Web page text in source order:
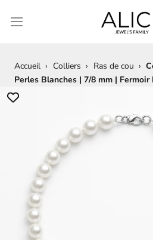
Accueil › Colliers › Ras de cou ›
Perles Blanches | 7/8 mm | Fermoir